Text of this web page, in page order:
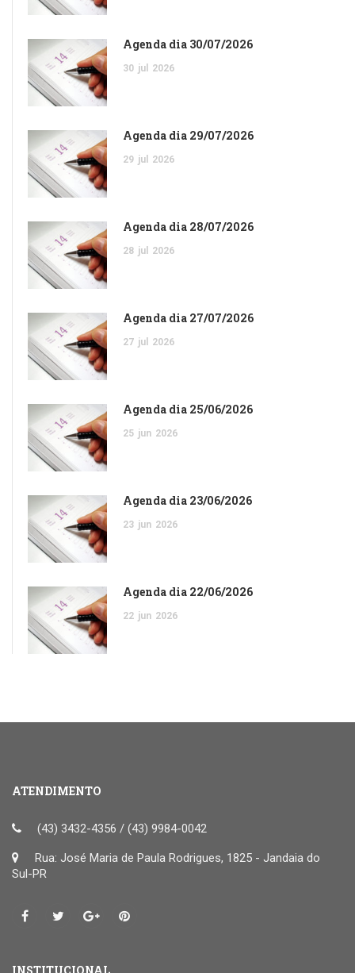
Agenda dia 30/07/2026
30 jul 2026
Agenda dia 29/07/2026
29 jul 2026
Agenda dia 28/07/2026
28 jul 2026
Agenda dia 27/07/2026
27 jul 2026
Agenda dia 25/06/2026
25 jun 2026
Agenda dia 23/06/2026
23 jun 2026
Agenda dia 22/06/2026
22 jun 2026
ATENDIMENTO
(43) 3432-4356 / (43) 9984-0042
Rua: José Maria de Paula Rodrigues, 1825 - Jandaia do
Sul-PR
INSTITUCIONAL